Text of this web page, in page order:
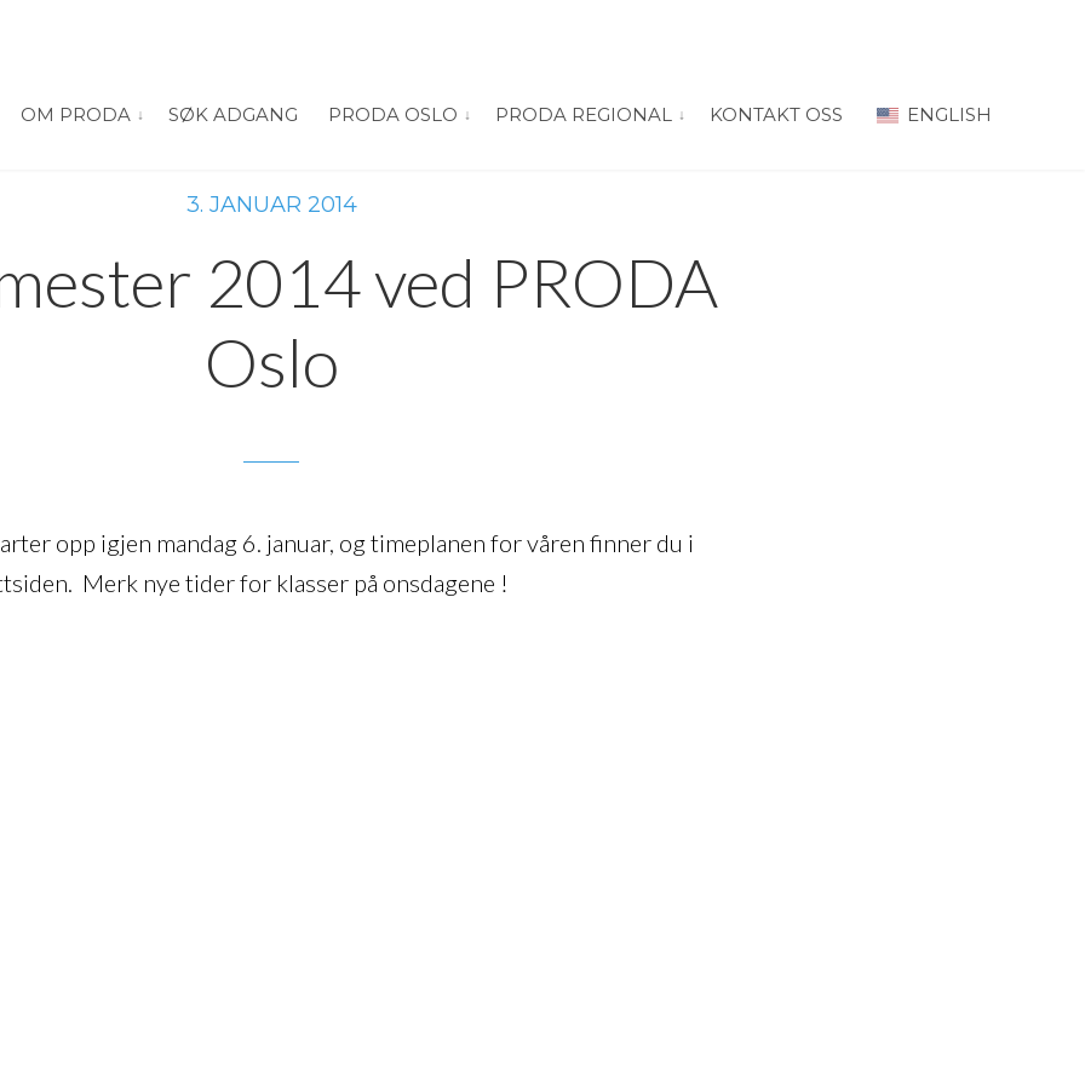
OM PRODA vis submeny for “Om PRODA”
SØK ADGANG PRODA OSLO vis submeny for “PRODA Oslo”
PRODA REGIONAL vis submeny for “PRODA Regional”
KONTAKT OSS ENGLISH
3. JANUAR 2014
2014 ved PRODA
Oslo
opp igjen mandag 6. januar, og timeplanen for våren finner du i
Merk nye tider for klasser på onsdagene !